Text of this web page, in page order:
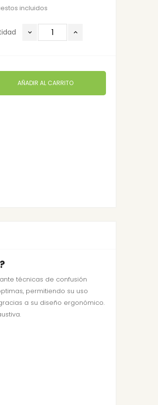
incluidos
AÑADIR AL CARRITO
técnicas de confusión
permitiendo su uso
a su diseño ergonómico.